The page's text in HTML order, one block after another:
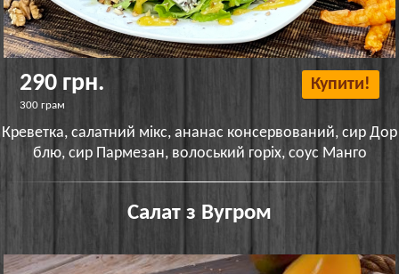
290 грн.
300 грам
Купити!
Креветка, салатний мікс, ананас консервований, сир Дор
блю, сир Пармезан, волоський горіх, соус Манго
Салат з Вугром